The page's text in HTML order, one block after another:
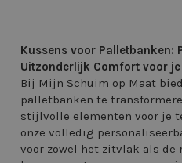
Kussens voor Palletbanken:
Uitzonderlijk Comfort voor
Bij Mijn Schuim op Maat
palletbanken te
stijlvolle elementen voor je
onze volledig
voor zowel het zitvlak als de